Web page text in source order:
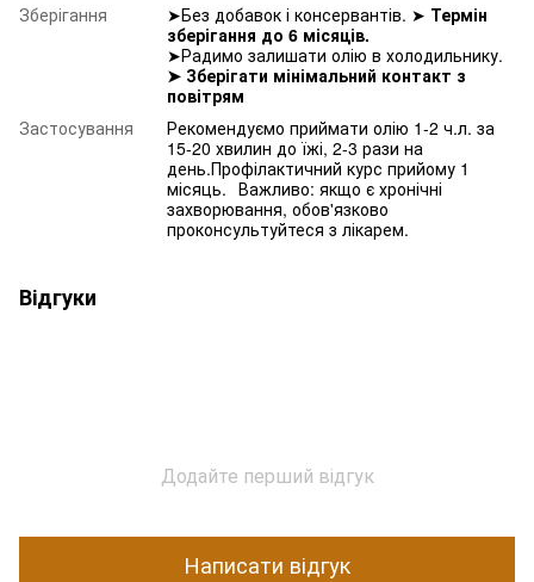
Зберігання
➤Без добавок і консервантів. ➤ Термін
зберігання до 6 місяців.
➤Радимо залишати олію в холодильнику.
➤ Зберігати мінімальний контакт з
повітрям
Застосування
Рекомендуємо приймати олію 1-2 ч.л. за
15-20 хвилин до їжі, 2-3 рази на
день.Профілактичний курс прийому 1
місяць.⠀Важливо: якщо є хронічні
захворювання, обов'язково
проконсультуйтеся з лікарем.
Відгуки
Додайте перший відгук
Написати відгук